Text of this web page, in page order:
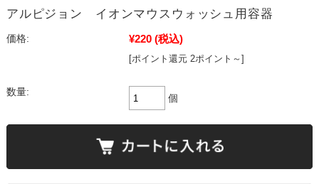
アルピジョン イオンマウスウォッシュ用容器
価格: ¥220 (税込)
[ポイント還元 2ポイント～]
数量:
個